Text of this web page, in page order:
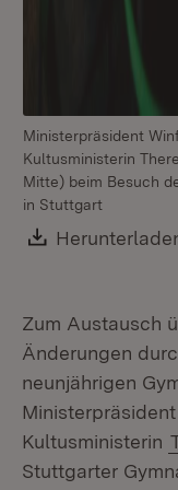
Ministerpräsident
Kultusministerin
Mitte) beim Besuch
in Stuttgart
Download:
Zum Austausch
Änderungen
neunjährigen
Ministerpräsident
Kultusministerin
Stuttgarter